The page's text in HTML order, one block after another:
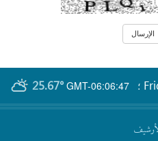
GMT-06:06:47
25.67° ؛